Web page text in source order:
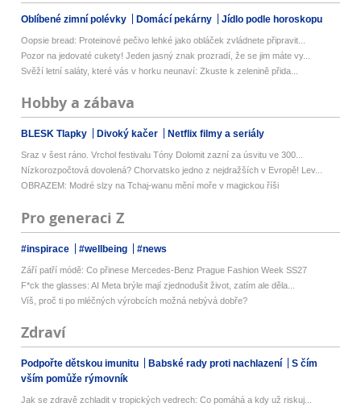
Oblíbené zimní polévky Domácí pekárny Jídlo podle horoskopu
Oopsie bread: Proteinové pečivo lehké jako obláček zvládnete připravit...
Pozor na jedovaté cukety! Jeden jasný znak prozradí, že se jim máte vy...
Svěží letní saláty, které vás v horku neunaví: Zkuste k zelenině přida...
Hobby a zábava
BLESK Tlapky Divoký kačer Netflix filmy a seriály
Sraz v šest ráno. Vrchol festivalu Tóny Dolomit zazní za úsvitu ve 300...
Nízkorozpočtová dovolená? Chorvatsko jedno z nejdražších v Evropě! Lev...
OBRAZEM: Modré slzy na Tchaj-wanu mění moře v magickou říši
Pro generaci Z
#inspirace #wellbeing #news
Září patří módě: Co přinese Mercedes-Benz Prague Fashion Week SS27
F*ck the glasses: AI Meta brýle mají zjednodušit život, zatím ale děla...
Víš, proč ti po mléčných výrobcích možná nebývá dobře?
Zdraví
Podpořte dětskou imunitu Babské rady proti nachlazení
S čím
vším pomůže rýmovník
Jak se zdravě zchladit v tropických vedrech: Co pomáhá a kdy už riskuj...